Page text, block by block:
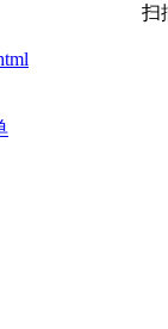
扫